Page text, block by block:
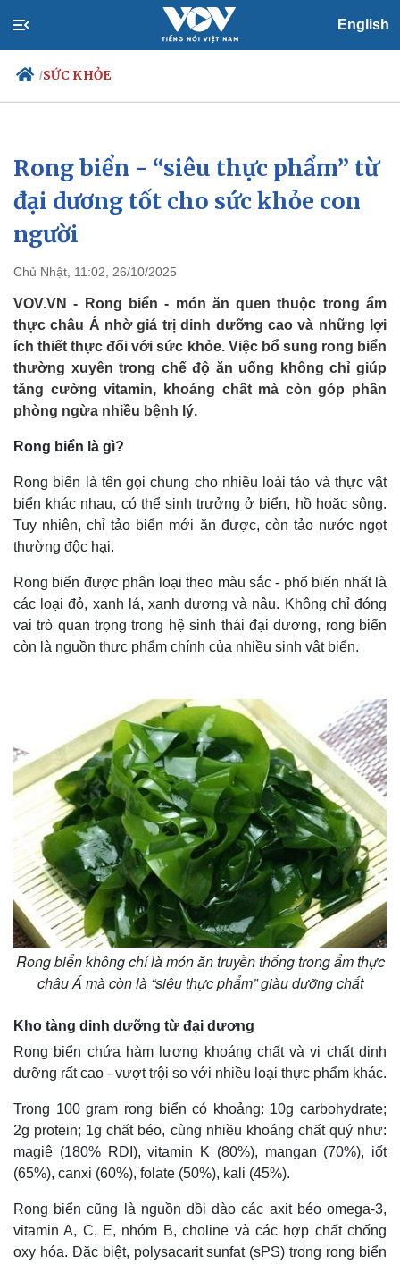
English
/SỨC KHỎE
Chính trị
Đảng
Tổ chức nhân sự
Quốc hội
Nhận diện sự thật
Xã hội
Tin 24h
Dự báo thời tiết
Rong biển - “siêu thực phẩm” từ
đại dương tốt cho sức khỏe con
người
Chủ Nhật, 11:02, 26/10/2025
VOV.VN - Rong biển - món ăn quen thuộc trong ẩm
thực châu Á nhờ giá trị dinh dưỡng cao và những lợi
ích thiết thực đối với sức khỏe. Việc bổ sung rong biển
thường xuyên trong chế độ ăn uống không chỉ giúp
tăng cường vitamin, khoáng chất mà còn góp phần
phòng ngừa nhiều bệnh lý.
Rong biển là gì?
Rong biển là tên gọi chung cho nhiều loài tảo và thực vật
biển khác nhau, có thể sinh trưởng ở biển, hồ hoặc sông.
Tuy nhiên, chỉ tảo biển mới ăn được, còn tảo nước ngọt
thường độc hại.
Rong biển được phân loại theo màu sắc - phổ biến nhất là
các loại đỏ, xanh lá, xanh dương và nâu. Không chỉ đóng
vai trò quan trọng trong hệ sinh thái đại dương, rong biển
còn là nguồn thực phẩm chính của nhiều sinh vật biển.
Rong biển không chỉ là món ăn truyền thống trong ẩm thực
châu Á mà còn là “siêu thực phẩm” giàu dưỡng chất
Kho tàng dinh dưỡng từ đại dương
Rong biển chứa hàm lượng khoáng chất và vi chất dinh
dưỡng rất cao - vượt trội so với nhiều loại thực phẩm khác.
Trong 100 gram rong biển có khoảng: 10g carbohydrate;
2g protein; 1g chất béo, cùng nhiều khoáng chất quý như:
magiê (180% RDI), vitamin K (80%), mangan (70%), iốt
(65%), canxi (60%), folate (50%), kali (45%).
Rong biển cũng là nguồn dồi dào các axit béo omega-3,
vitamin A, C, E, nhóm B, choline và các hợp chất chống
oxy hóa. Đặc biệt, polysacarit sunfat (sPS) trong rong biển